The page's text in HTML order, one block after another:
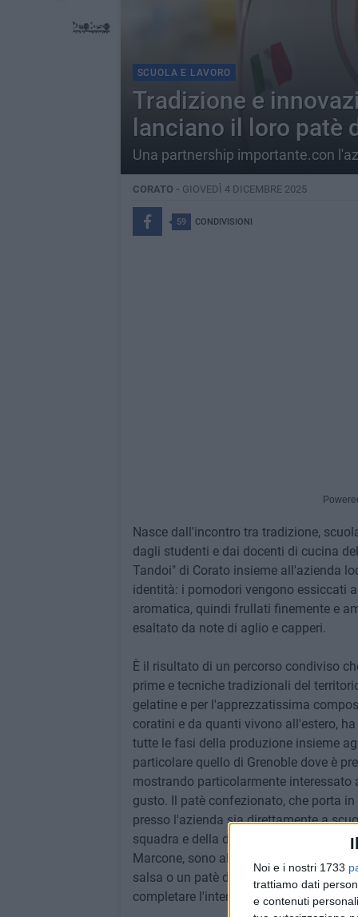
Noi e i nostri 1733
trattiamo dati
e contenuti
SCUOLA E LAVORO
Tradizione e
lanciano il loro patè
Una partnership importante.con
CORATO - GIOVEDÌ 4 DICEMBRE 2025
59 CONDIVISIONI
Nasce dall'incontro tra tradizione,
dagli studenti e dai docenti di cucina
Tandoi" di Corato insieme all'azienda
identità: i pomodori vengono essiccati
aromatica, quindi frullati finemente e
esaltato da note di aglio e capperi.
È il risultato di un percorso condiviso
prime e tecniche tradizionali del
gelatine e per l'apprezzatissima
coratini e da quanti vivono all'estero,
tutte le fasi della produzione insieme
particolare quello di Grenoble dove è
mostrando particolarmente
gusto. Il patè confezionato, che porta
presso l'azienda sia direttamente a
squadra e della didattica applicata. E
Marcone, sono allo studio altri progetti
salsa o un patè di funghi, magari
completare l'intera filiera.